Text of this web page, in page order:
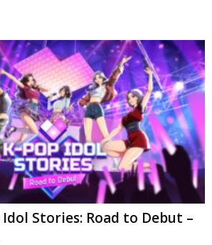
Stories: Road to Debut –